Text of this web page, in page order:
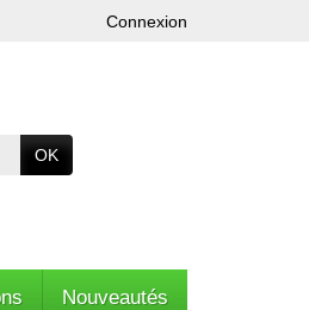
Connexion
OK
Nouveautés